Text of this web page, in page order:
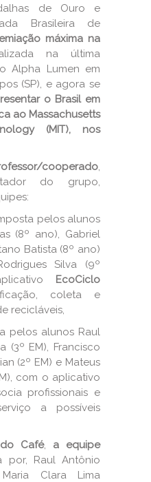
de Ouro e
Brasileira de
máxima na
na última
Alpha Lumen em
(SP), e agora se
o Brasil em
ao Massachusetts
(MIT), nos
cooperado,
do grupo,
pelos alunos
(8º ano), Gabriel
Batista (8º ano)
Silva (9º
EcoCiclo
coleta e
recicláveis,
pelos alunos Raul
(3º EM), Francisco
(2º EM) e Mateus
com o aplicativo
profissionais e
a possíveis
Café, a equipe
Raul Antônio
Clara Lima